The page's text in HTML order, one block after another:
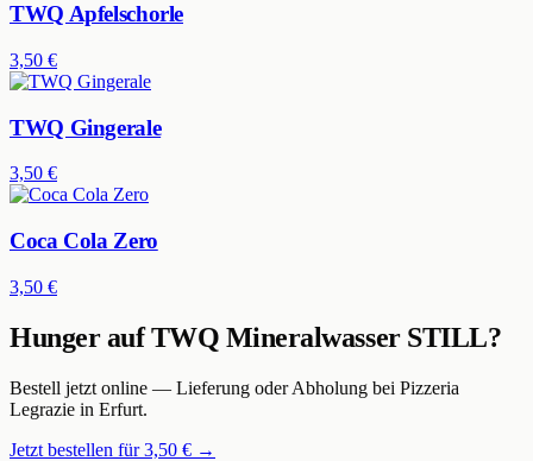
TWQ Apfelschorle
3,50 €
TWQ Gingerale
3,50 €
Coca Cola Zero
3,50 €
Hunger aufTWQ Mineralwasser STILL?
Bestell jetzt online — Lieferung oder Abholung bei Pizzeria
Legrazie in Erfurt.
Jetzt bestellen für3,50 € →